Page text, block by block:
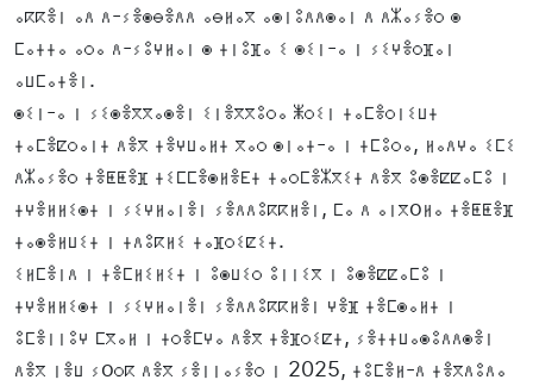
ⴰⴽⴽⴻⵏ ⴰⴷ ⴷ-ⵢⴻⵙⴱⴻⴷⴷ ⴰⴱⵍⴰⴳ ⴰⵙⵏⵓⴷⴷⵙⴰⵏ ⴷ ⴷⵣⴰⵢⴻⵔ ⵙ
ⵎⴰⵜⵜⴰ ⴰⵔⴰ ⴷ-ⵢⵓⵖⵍⴰⵏ ⵙ ⵜⵏⵓⴼⴰ ⵉ ⵙⵉⵏ-ⴰ ⵏ ⵢⵉⵖⴻⵔⴼⴰⵏ
ⴰⵡⵎⴰⵜⴻⵏ.
ⵙⵉⵏ-ⴰ ⵏ ⵢⵉⵙⴻⴳⴳⴰⵙⴻⵏ ⵉⵏⴻⴳⴳⵓⵔⴰ ⵥⵔⵉⵏ ⵜⴰⵎⴻⵔⵏⵉⵡⵜ
ⵜⴰⵎⴻⵇⵔⴰⵏⵜ ⴷⴻⴳ ⵜⴻⵖⵡⴰⵍⵜ ⴳⴰⵔ ⵙⵏⴰⵜ-ⴰ ⵏ ⵜⵎⵓⵔⴰ, ⵍⴰⴷⵖⴰ ⵉⵎⵉ
ⴷⵣⴰⵢⴻⵔ ⵜⴻⵟⵟⴻⴼ ⵜⵉⵎⵎⴻⵙⵍⴻⴹⵜ ⵜⴰⵔⵎⴻⵣⴳⵉⵜ ⴷⴻⴳ ⵓⵙⴻⵇⵇⴰⵎⵓ ⵏ
ⵜⵖⴻⵍⵍⵉⵙⵜ ⵏ ⵢⵉⵖⵍⴰⵏⴻⵏ ⵢⴻⴷⴷⵓⴽⴽⵍⴻⵏ, ⵎⴰ ⴷ ⴰⵏⴳoⵍⴰ ⵜⴻⵟⵟⴻⴼ
ⵜⴰⵙⴻⵍⵡⵉⵜ ⵏ ⵜⴷⵓⴽⵍⵉ ⵜⴰⴼⵔⵉⵇⵉⵜ.
ⵉⵍⵎⴻⵏⴷ ⵏ ⵜⴻⵎⵍⵉⵍⵉⵜ ⵏ ⵓⵙⵡⵉⵔ ⵓⵏⵏⵉⴳ ⵏ ⵓⵙⴻⵇⵇⴰⵎⵓ ⵏ
ⵜⵖⴻⵍⵍⵉⵙⵜ ⵏ ⵢⵉⵖⵍⴰⵏⴻⵏ ⵢⴻⴷⴷⵓⴽⴽⵍⴻⵏ ⵖⴻⴼ ⵜⴻⵎⵙⴰⵍⵜ ⵏ
ⵓⵎⴻⵏⵏⵓⵖ ⵎⴳⴰⵍ ⵏ ⵜⵔⴻⵎⵖⴰ ⴷⴻⴳ ⵜⴻⴼⵔⵉⵇⵜ, ⵢⴻⵜⵜⵡⴰⵙⵓⴷⴷⵙⴻⵏ
ⴷⴻⴳ ⵏⴻⵡ ⵢoⵔⴽ ⴷⴻⴳ ⵢⴻⵏⵏⴰⵢⴻⵔ ⵏ 2025, ⵜⵓⵎⴻⵍ-ⴷ ⵜⴻⴳⴷⵓⴷⴰ